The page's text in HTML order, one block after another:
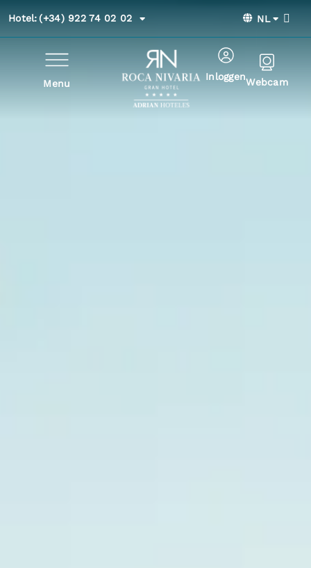
Hotel: (+34) 922 74 02 02 NL
Menu
InloggenWebcam